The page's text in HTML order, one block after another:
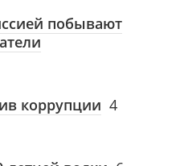
побывают
коррупции 4